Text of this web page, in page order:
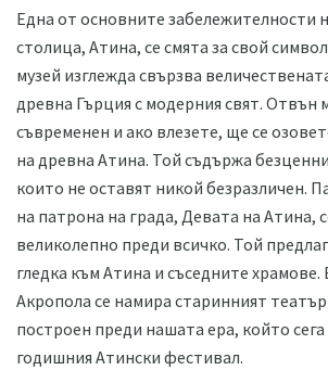
Една от основните забележителности
столица, Атина, се смята за свой
музей изглежда свързва
древна Гърция с модерния свят. Отвън
съвременен и ако влезете, ще се
на древна Атина. Той съдържа
които не оставят никой безразличен.
на патрона на града, Девата на Атина,
великолепно преди всичко. Той
гледка към Атина и съседните
Акропола се намира старинният
построен преди нашата ера, който
годишния Атински фестивал.